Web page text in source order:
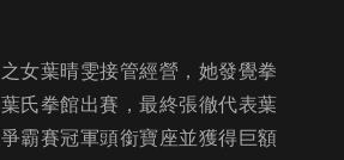
女葉晴雯接管經營，她發覺拳
氏拳館出賽，最終張徹代表葉
霸賽冠軍頭銜寶座並獲得巨額